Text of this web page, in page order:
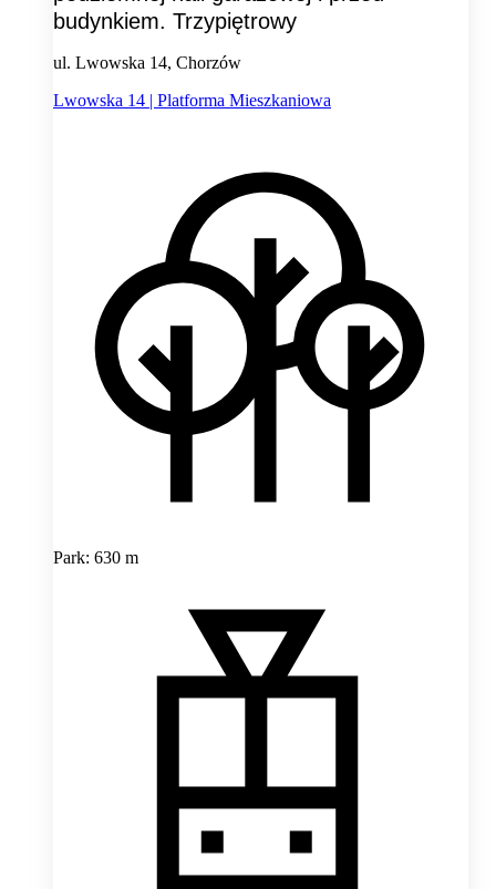
budynkiem. Trzypiętrowy
ul. Lwowska 14, Chorzów
Lwowska 14 | Platforma Mieszkaniowa
Park: 630 m